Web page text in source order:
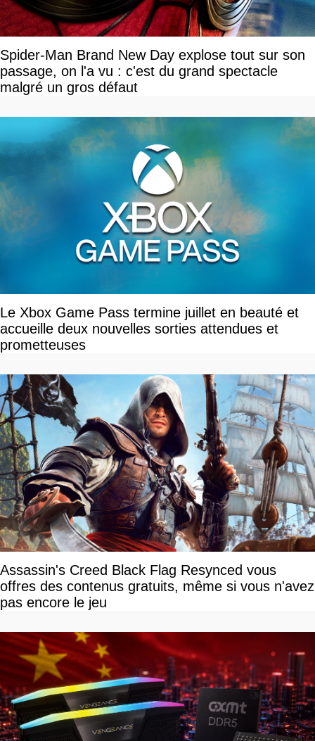
Spider-Man Brand New Day explose tout sur son
passage, on l'a vu : c'est du grand spectacle
malgré un gros défaut
Le Xbox Game Pass termine juillet en beauté et
accueille deux nouvelles sorties attendues et
prometteuses
Assassin's Creed Black Flag Resynced vous
offres des contenus gratuits, même si vous n'avez
pas encore le jeu